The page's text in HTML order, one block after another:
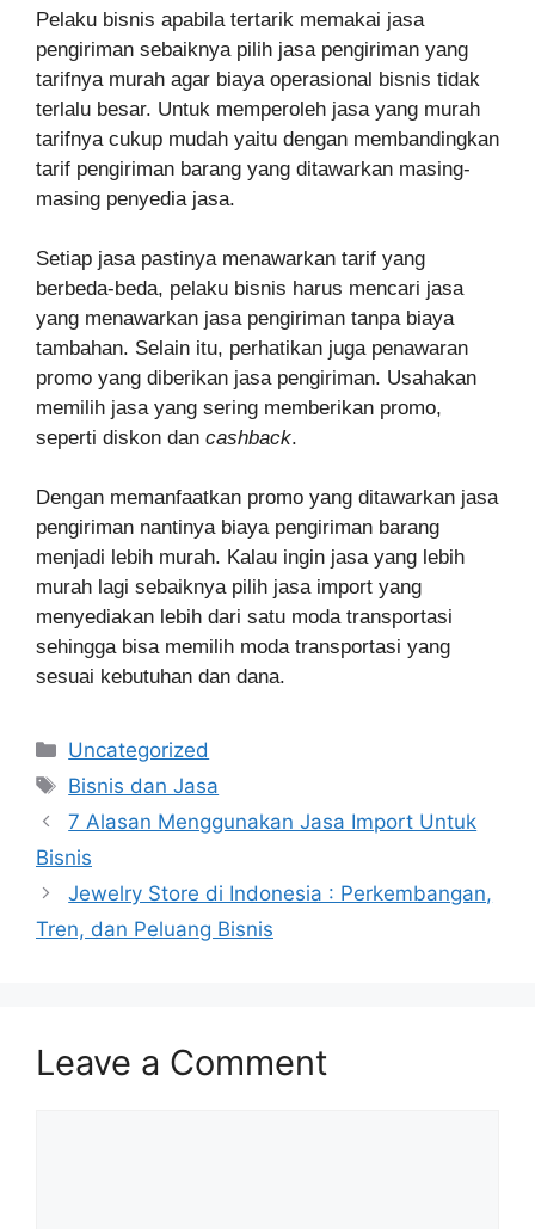
Pelaku bisnis apabila tertarik memakai jasa
pengiriman sebaiknya pilih jasa pengiriman yang
tarifnya murah agar biaya operasional bisnis tidak
terlalu besar. Untuk memperoleh jasa yang murah
tarifnya cukup mudah yaitu dengan membandingkan
tarif pengiriman barang yang ditawarkan masing-
masing penyedia jasa.
Setiap jasa pastinya menawarkan tarif yang
berbeda-beda, pelaku bisnis harus mencari jasa
yang menawarkan jasa pengiriman tanpa biaya
tambahan. Selain itu, perhatikan juga penawaran
promo yang diberikan jasa pengiriman. Usahakan
memilih jasa yang sering memberikan promo,
seperti diskon dan cashback.
Dengan memanfaatkan promo yang ditawarkan jasa
pengiriman nantinya biaya pengiriman barang
menjadi lebih murah. Kalau ingin jasa yang lebih
murah lagi sebaiknya pilih jasa import yang
menyediakan lebih dari satu moda transportasi
sehingga bisa memilih moda transportasi yang
sesuai kebutuhan dan dana.
Categories
Uncategorized
Tags
Bisnis dan Jasa
7 Alasan Menggunakan Jasa Import Untuk
Bisnis
Jewelry Store di Indonesia : Perkembangan,
Tren, dan Peluang Bisnis
Leave a Comment